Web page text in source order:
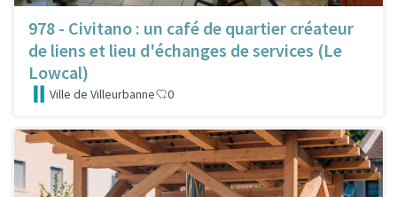
978 - Civitano : un café de quartier créateur
de liens et lieu d'échanges de services (Le
Lowcal)
Ville de Villeurbanne 0